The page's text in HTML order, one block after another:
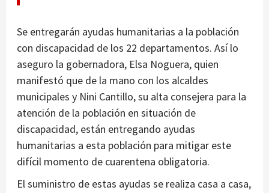
Se entregarán ayudas humanitarias a la población
con discapacidad de los 22 departamentos. Así lo
aseguro la gobernadora, Elsa Noguera, quien
manifestó que de la mano con los alcaldes
municipales y Nini Cantillo, su alta consejera para la
atención de la población en situación de
discapacidad, están entregando ayudas
humanitarias a esta población para mitigar este
difícil momento de cuarentena obligatoria.
El suministro de estas ayudas se realiza casa a casa,